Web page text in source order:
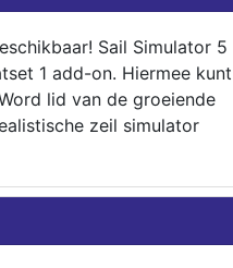
Sail Simulator 5
1 add-on. Hiermee kunt
lid van de groeiende
zeil simulator